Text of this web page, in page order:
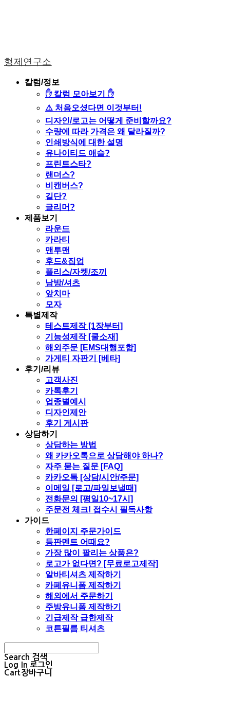
형제연구소
칼럼/정보
✋ 칼럼 모아보기 ✋
⚠️ 처음오셨다면 이것부터!
디자인/로고는 어떻게 준비할까요?
수량에 따라 가격은 왜 달라질까?
인쇄방식에 대한 설명
유나이티드 애슬?
프린트스타?
랜더스?
비캔버스?
길단?
글리머?
제품보기
라운드
카라티
맨투맨
후드&집업
플리스/자켓/조끼
남방/셔츠
앞치마
모자
특별제작
테스트제작 [1장부터]
기능성제작 [쿨소재]
해외주문 [EMS대행포함]
가게티 자판기 [베타]
후기/리뷰
고객사진
카톡후기
업종별예시
디자인제안
후기 게시판
상담하기
상담하는 방법
왜 카카오톡으로 상담해야 하나?
자주 묻는 질문 [FAQ]
카카오톡 [상담/시안/주문]
이메일 [로고/파일보낼때]
전화문의 [평일10~17시]
주문전 체크! 접수시 필독사항
가이드
한페이지 주문가이드
등판멘트 어때요?
가장 많이 팔리는 상품은?
로고가 없다면? [무료로고제작]
알바티셔츠 제작하기
카페유니폼 제작하기
해외에서 주문하기
주방유니폼 제작하기
긴급제작 급한제작
코튼필름 티셔츠
Search 검색
Log In 로그인
Cart장바구니